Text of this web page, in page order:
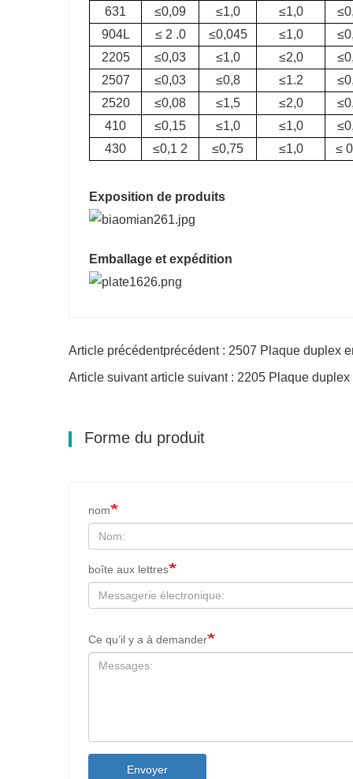
631
≤0,09 ≤1,0 ≤1,0
904L
≤ 2 .0 ≤0,045 ≤1,0
2205
≤0,03 ≤1,0 ≤2,0
2507
≤0,03 ≤0,8 ≤1.2
2520
≤0,08 ≤1,5 ≤2,0
410
≤0,15 ≤1,0 ≤1,0
430
≤0,1 2 ≤0,75 ≤1,0 ≤
Exposition de produits
Emballage et expédition
Article précédentprécédent : 2507 Plaque duplex
Article suivant article suivant : 2205 Plaque
Forme du produit
nom
boîte aux lettres
Ce qu’il y a à demander
Envoyer